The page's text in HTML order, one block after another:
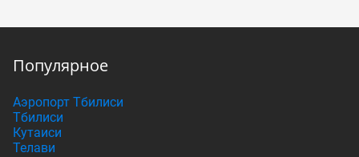
Популярное
Аэропорт Тбилиси
Тбилиси
Кутаиси
Телави